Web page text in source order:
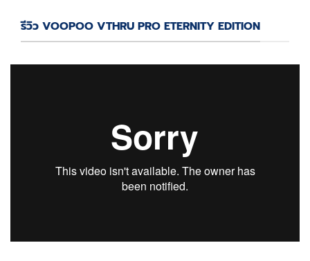
รีวิว VOOPOO VTHRU PRO ETERNITY EDITION